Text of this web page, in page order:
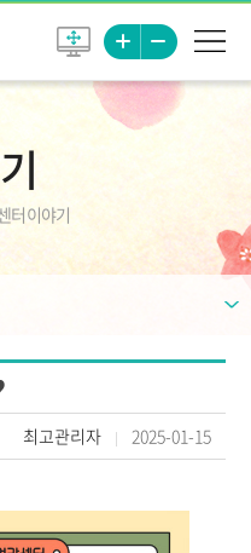
터이야기
최고관리자 2025-01-15